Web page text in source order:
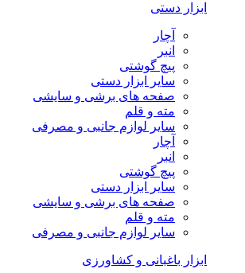
ابزار دستی
آچار
انبر
پیچ گوشتی
سایر ابزار دستی
صفحه های برشی و سایشی
مته و قلم
سایر لوازم جانبی و مصرفی
آچار
انبر
پیچ گوشتی
سایر ابزار دستی
صفحه های برشی و سایشی
مته و قلم
سایر لوازم جانبی و مصرفی
ابزار باغبانی و کشاورزی